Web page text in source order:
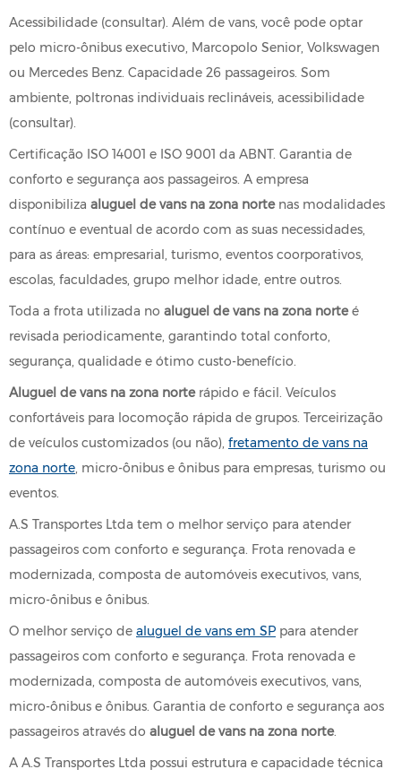
Acessibilidade (consultar). Além de vans, você pode optar
pelo micro-ônibus executivo, Marcopolo Senior, Volkswagen
ou Mercedes Benz. Capacidade 26 passageiros. Som
ambiente, poltronas individuais reclináveis, acessibilidade
(consultar).
Certificação ISO 14001 e ISO 9001 da ABNT. Garantia de
conforto e segurança aos passageiros. A empresa
disponibiliza aluguel de vans na zona nortenas modalidades
contínuo e eventual de acordo com as suas necessidades,
para as áreas: empresarial, turismo, eventos coorporativos,
escolas, faculdades, grupo melhor idade, entre outros.
Toda a frota utilizada no aluguel de vans na zona norteé
revisada periodicamente, garantindo total conforto,
segurança, qualidade e ótimo custo-benefício.
Aluguel de vans na zona norterápido e fácil. Veículos
confortáveis para locomoção rápida de grupos. Terceirização
de veículos customizados (ou não), fretamento de vans na
zona norte , micro-ônibus e ônibus para empresas, turismo ou
eventos.
A.S Transportes Ltda tem o melhor serviço para atender
passageiros com conforto e segurança. Frota renovada e
modernizada, composta de automóveis executivos, vans,
micro-ônibus e ônibus.
O melhor serviço de aluguel de vans em SP para atender
passageiros com conforto e segurança. Frota renovada e
modernizada, composta de automóveis executivos, vans,
micro-ônibus e ônibus. Garantia de conforto e segurança aos
passageiros através do aluguel de vans na zona norte.
A A.S Transportes Ltda possui estrutura e capacidade técnica